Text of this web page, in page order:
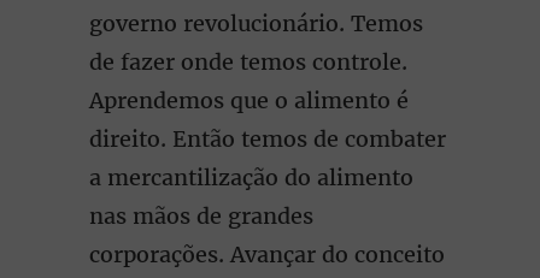
governo revolucionário. Temos
de fazer onde temos controle.
Aprendemos que o alimento é
direito. Então temos de combater
a mercantilização do alimento
nas mãos de grandes
corporações. Avançar do conceito